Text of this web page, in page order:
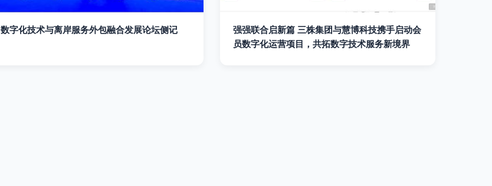
数字化技术与离岸服务外包融合发展论坛侧记
强强联合启新篇 三株集团与慧博科技携手启动会
员数字化运营项目，共拓数字技术服务新境界